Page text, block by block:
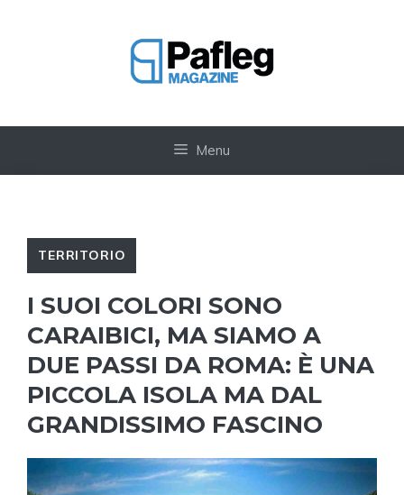
Menu
TERRITORIO
I SUOI COLORI SONO
CARAIBICI, MA SIAMO A
DUE PASSI DA ROMA: È UNA
PICCOLA ISOLA MA DAL
GRANDISSIMO FASCINO